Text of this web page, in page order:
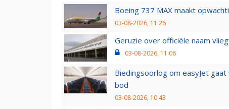
Boeing 737 MAX maakt
03-08-2026, 11:26
Geruzie over officiële naam
03-08-2026, 11:06
Biedingsoorlog om easyJet
bod
03-08-2026, 10:43